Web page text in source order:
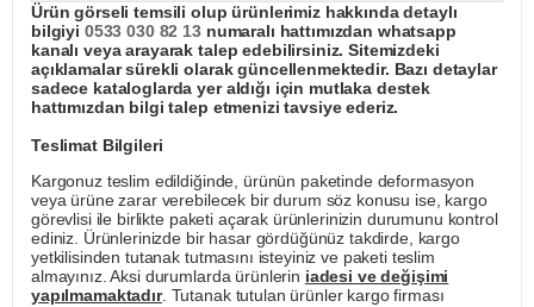
Ürün görseli temsili olup ürünlerimiz hakkında detaylı
bilgiyi 0533 030 82 13numaralı hattımızdan whatsapp
kanalı veya arayarak talep edebilirsiniz. Sitemizdeki
açıklamalar sürekli olarak güncellenmektedir. Bazı detaylar
sadece kataloglarda yer aldığı için mutlaka destek
hattımızdan bilgi talep etmenizi tavsiye ederiz.
Teslimat Bilgileri
Kargonuz teslim edildiğinde, ürünün paketinde deformasyon
veya ürüne zarar verebilecek bir durum söz konusu ise, kargo
görevlisi ile birlikte paketi açarak ürünlerinizin durumunu kontrol
ediniz. Ürünlerinizde bir hasar gördüğünüz takdirde, kargo
yetkilisinden tutanak tutmasını isteyiniz ve paketi teslim
almayınız. Aksi durumlarda ürünlerin iadesi ve değişimi
yapılmamaktadır. Tutanak tutulan ürünler kargo firması